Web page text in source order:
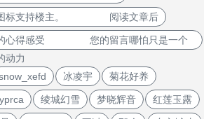
图标支持楼主。 阅读文章后
的心得感受 您的留言哪怕只是一个
动力
冰凌宇 菊花好养
绫城幻雪 梦晓辉音 红莲玉露